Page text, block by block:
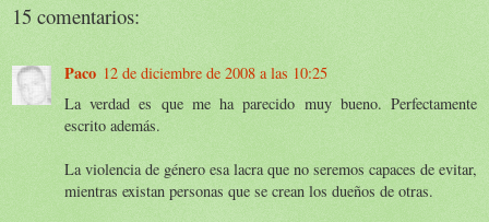
15 comentarios:
Paco 12 de diciembre de 2008 a las 10:25
La verdad es que me ha parecido muy bueno. Perfectamente
escrito además.
La violencia de género esa lacra que no seremos capaces de evitar,
mientras existan personas que se crean los dueños de otras.